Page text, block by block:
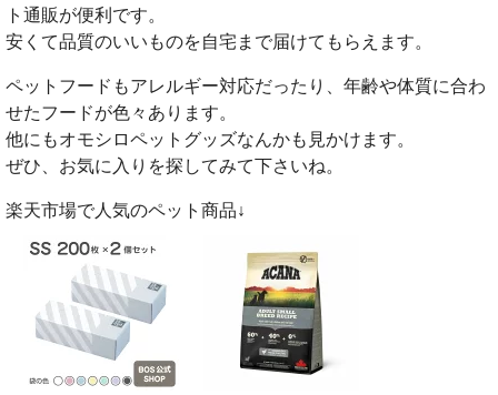
ト通販が便利です。
安くて品質のいいものを自宅まで届けてもらえます。
ペットフードもアレルギー対応だったり、年齢や体質に合わ
せたフードが色々あります。
他にもオモシロペットグッズなんかも見かけます。
ぜひ、お気に入りを探してみて下さいね。
楽天市場で人気のペット商品↓